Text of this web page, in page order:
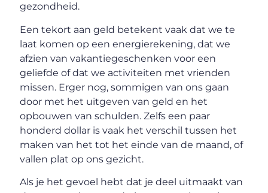
gezondheid.
Een tekort aan geld betekent vaak dat we te
laat komen op een energierekening, dat we
afzien van vakantiegeschenken voor een
geliefde of dat we activiteiten met vrienden
missen. Erger nog, sommigen van ons gaan
door met het uitgeven van geld en het
opbouwen van schulden. Zelfs een paar
honderd dollar is vaak het verschil tussen het
maken van het tot het einde van de maand, of
vallen plat op ons gezicht.
Als je het gevoel hebt dat je deel uitmaakt van